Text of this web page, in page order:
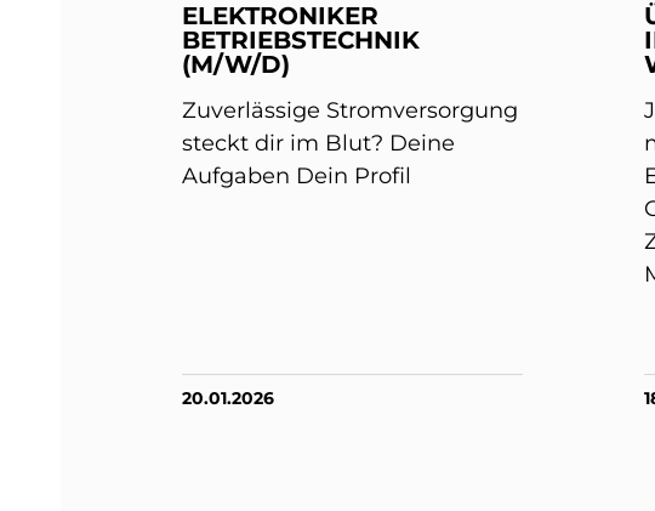
ELEKTRONIKER
BETRIEBSTECHNIK
(M/W/D)
Zuverlässige Stromversorgung
steckt dir im Blut? Deine
Aufgaben Dein Profil
20.01.2026